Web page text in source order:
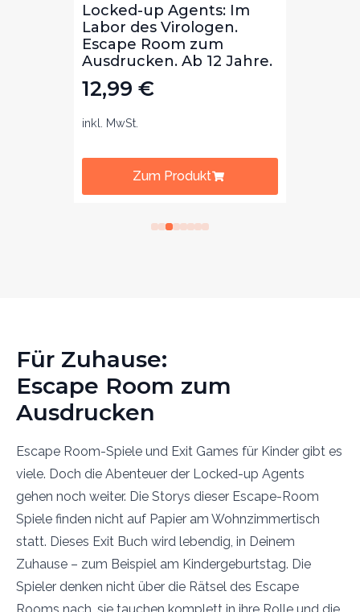
Locked-up Agents: Im
Labor des Virologen.
Escape Room zum
Ausdrucken. Ab 12 Jahre.
12,99 €
inkl. MwSt.
Zum Produkt
Für Zuhause:
Escape Room zum
Ausdrucken
Escape Room-Spiele und Exit Games für Kinder gibt es
viele. Doch die Abenteuer der Locked-up Agents
gehen noch weiter. Die Storys dieser Escape-Room
Spiele finden nicht auf Papier am Wohnzimmertisch
statt. Dieses Exit Buch wird lebendig, in Deinem
Zuhause – zum Beispiel am Kindergeburtstag. Die
Spieler denken nicht über die Rätsel des Escape